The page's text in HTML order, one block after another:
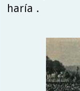
haría .